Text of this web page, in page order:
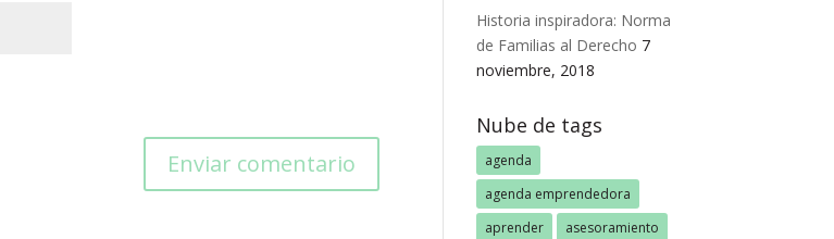
Historia inspiradora: Norma
de Familias al Derecho 7
noviembre, 2018
Nube de tags
agenda
agenda emprendedora
aprender
asesoramiento